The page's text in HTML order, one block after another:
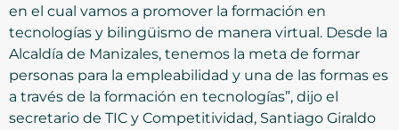
en el cual vamos a promover la formación en
tecnologías y bilingüismo de manera virtual. Desde la
Alcaldía de Manizales, tenemos la meta de formar
personas para la empleabilidad y una de las formas es
a través de la formación en tecnologías”, dijo el
secretario de TIC y Competitividad, Santiago Giraldo